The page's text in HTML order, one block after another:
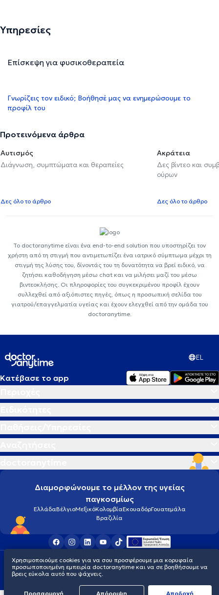
Υπηρεσίες
Επίσκεψη για φυσικοθεραπεία
Γνωρίζεις τον ειδικό; Βοήθησέ μας να ενημερώσουμε το
προφίλ του
Προτεινόμενα άρθρα
Αυτισμός
Διάγνωση, συμπτώματα και θεραπείες
Δες όλο το άρθρο
Ακράτεια
Δες βίντεο και
ούρων
Δες όλο το άρθρο
Το doctoranytime είναι ένα end-to-end solution που υποστηρίζει τον
χρήστη από τη στιγμή που αντιμετωπίζει ένα ιατρικό σύμπτωμα μέχρι τη
στιγμή της λύσης του, δίνοντάς του τη δυνατότητα να βρεί ειδικό, να
ζητήσει καθοδήγηση μέσω chat και να μιλήσει μαζί του μέσω
βιντεοκλήσης. Οι πληροφορίες του συγκεκριμένου προφίλ έχουν
συλλεχθεί από αξιόπιστες πηγές, όπως η προσωπική σελίδα του
γιατρού/επαγγελματία υγείας και έχουν ελεγχθεί από την ομάδα του
doctoranytime.
EL
Κατέβασε το app
Διαμορφώνουμε το μέλλον της υγείας
παγκοσμίως
ΕλλάδαΒέλγιοΜεξικόΚολομβίαΕκουαδόρΓουατεμάλα
Βραζιλία
Οροι χρήσηςCookiesΠολιτική προστασίας προσωπικού απορρήτου
© 2026 doctoranytime
Χρησιμοποιούμε cookies για να σου προσφέρουμε μια κορυφαία
προσωποποιημένη εμπειρία doctoranytime και να σε βοηθήσουμε να
βρεις εύκολα αυτό που ψάχνεις.
Προσαρμογή Απόρριψη Aποδοχή